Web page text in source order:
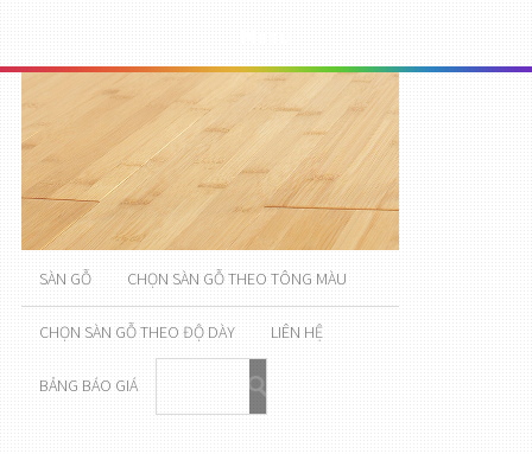
SÀN GỖ CHỌN SÀN GỖ THEO TÔNG MÀU
CHỌN SÀN GỖ THEO ĐỘ DÀY LIÊN HỆ
BẢNG BÁO GIÁ